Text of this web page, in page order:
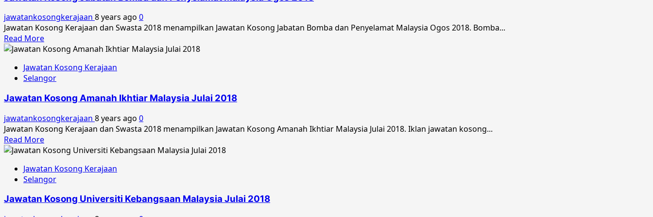
jawatankosongkerajaan 8 years ago 0
Jawatan Kosong Kerajaan dan Swasta 2018 menampilkan Jawatan Kosong Jabatan Bomba dan Penyelamat Malaysia Ogos 2018. Bomba...
Read MoreRead
more
Jawatan
Kosong
Bomba
Penyelamat
Malaysia
Ogos
2018
Jawatan Kosong Kerajaan
Selangor
Jawatan Kosong Amanah Ikhtiar Malaysia Julai 2018
jawatankosongkerajaan 8 years ago 0
Jawatan Kosong Kerajaan dan Swasta 2018 menampilkan Jawatan Kosong Amanah Ikhtiar Malaysia Julai 2018. Iklan jawatan kosong...
Read MoreRead
more
Jawatan
Kosong
Ikhtiar
Malaysia
Jawatan Kosong Kerajaan
Selangor
Jawatan Kosong Universiti Kebangsaan Malaysia Julai 2018